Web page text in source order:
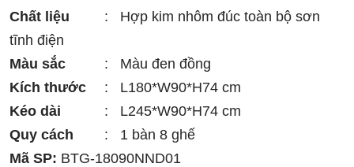
Chất liệu :
Hợp kim nhôm đúc toàn bộ sơn
tĩnh điện
Màu sắc
:
Màu đen đồng
Kích thước
:
L180*W90*H74 cm
Kéo dài
:
L245*W90*H74 cm
Quy cách
:
1 bàn 8 ghế
Mã SP: BTG-18090NND01